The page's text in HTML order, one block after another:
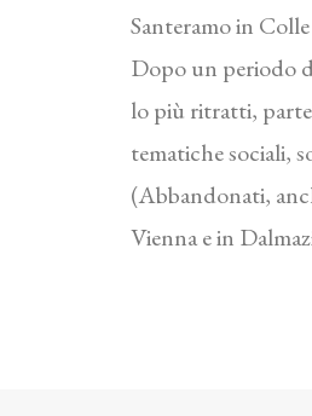
Santeramo in
Dopo un periodo
lo più ritratti,
tematiche sociali,
(Abbandonati,
Vienna e in